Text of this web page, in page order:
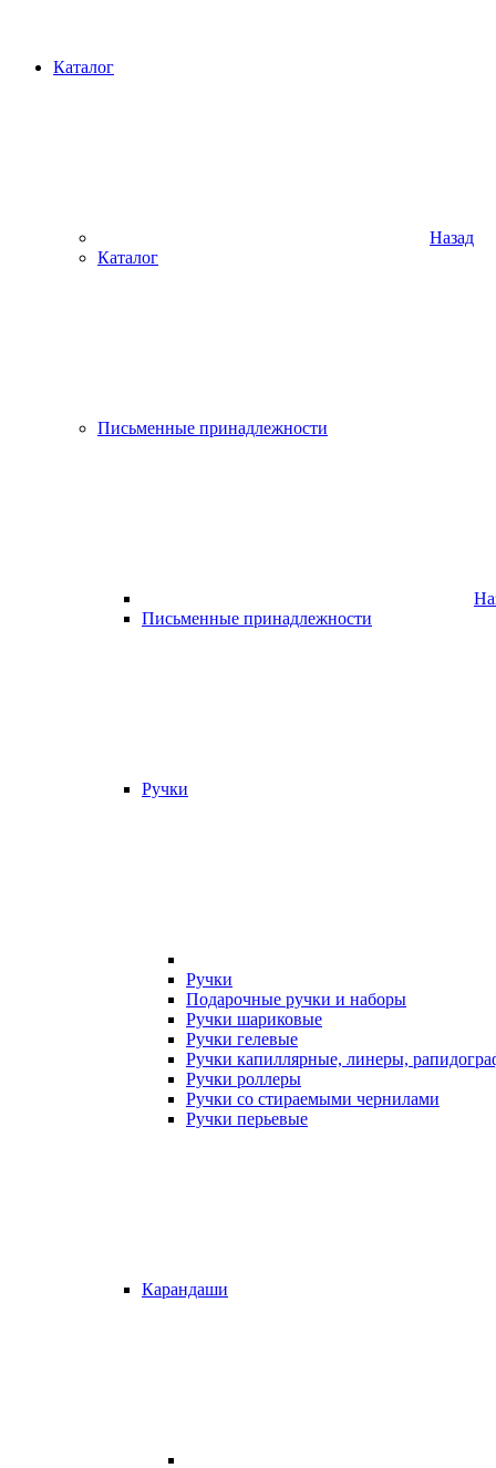
Каталог
Назад
Каталог
Письменные принадлежности
Письменные принадлежности
Ручки
Ручки
Подарочные ручки и наборы
Ручки шариковые
Ручки гелевые
Ручки капиллярные, линеры,
Ручки роллеры
Ручки со стираемыми чернилами
Ручки перьевые
Карандаши